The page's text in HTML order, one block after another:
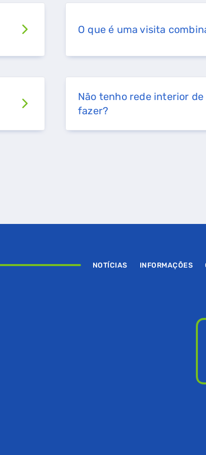
O que é uma visita
Não tenho rede interior
fazer?
NOTÍCIAS INFORMAÇÕES